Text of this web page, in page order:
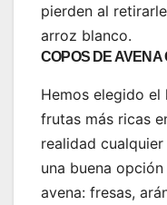
pierden al
arroz blanco.
COPOS DE
Hemos elegido el
frutas más ricas
realidad
una buena
avena: fresas,